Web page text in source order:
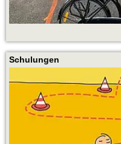
Schulungen